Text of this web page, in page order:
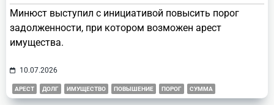
Минюст выступил с инициативой повысить порог
задолженности, при котором возможен арест
имущества.
10.07.2026
АРЕСТ ДОЛГ ИМУЩЕСТВО ПОВЫШЕНИЕ ПОРОГ СУММА